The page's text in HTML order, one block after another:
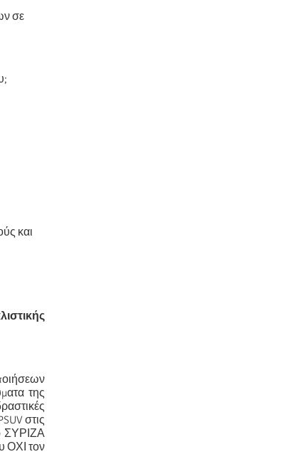
σε
και
της
στις
ΣΥΡΙΖΑ
ΟΧΙ τον